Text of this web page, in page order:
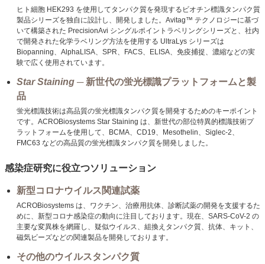
ヒト細胞 HEK293 を使用してタンパク質を発現するビオチン標識タンパク質
製品シリーズを独自に設計し、開発しました。Avitag™ テクノロジーに基づ
いて構築された PrecisionAvi シングルポイントラベリングシリーズと、社内
で開発された化学ラベリング方法を使用する UltraLys シリーズは
Biopanning、AlphaLISA、SPR、FACS、ELISA、免疫捕捉、濃縮などの実
験で広く使用されています。
Star Staining ─ 新世代の蛍光標識プラットフォームと製
品
蛍光標識技術は高品質の蛍光標識タンパク質を開発するためのキーポイント
です。ACROBiosystems Star Staining は、新世代の部位特異的標識技術プ
ラットフォームを使用して、BCMA、CD19、Mesothelin、Siglec-2、
FMC63 などの高品質の蛍光標識タンパク質を開発しました。
感染症研究に役立つソリューション
新型コロナウイルス関連試薬
ACROBiosystems は、ワクチン、治療用抗体、診断試薬の開発を支援するた
めに、新型コロナ感染症の動向に注目しております。現在、SARS-CoV-2 の
主要な変異株を網羅し、疑似ウイルス、組換えタンパク質、抗体、キット、
磁気ビーズなどの関連製品を開発しております。
その他のウイルスタンパク質